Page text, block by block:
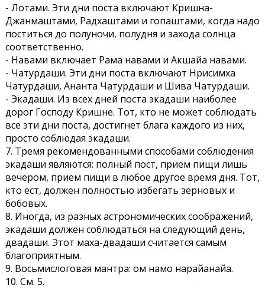
- Лотами. Эти дни поста включают Кришна-
Джанмаштами, Радхаштами и гопаштами, когда надо
поститься до полуночи, полудня и захода солнца
соответственно.
- Навами включает Рама навами и Акшайа навами.
- Чатурдаши. Эти дни поста включают Нрисимха
Чатурдаши, Ананта Чатурдаши и Шива Чатурдаши.
- Экадаши. Из всех дней поста экадаши наиболее
дорог Господу Кришне. Тот, кто не может соблюдать
все эти дни поста, достигнет блага каждого из них,
просто соблюдая экадаши.
7. Тремя рекомендованными способами соблюдения
экадаши являются: полный пост, прием пищи лишь
вечером, прием пищи в любое другое время дня. Тот,
кто ест, должен полностью избегать зерновых и
бобовых.
8. Иногда, из разных астрономических соображений,
экадаши должен соблюдаться на следующий день,
двадаши. Этот маха-двадаши считается самым
благоприятным.
9. Восьмислоговая мантра: ом намо нарайанайа.
10. См. 5.